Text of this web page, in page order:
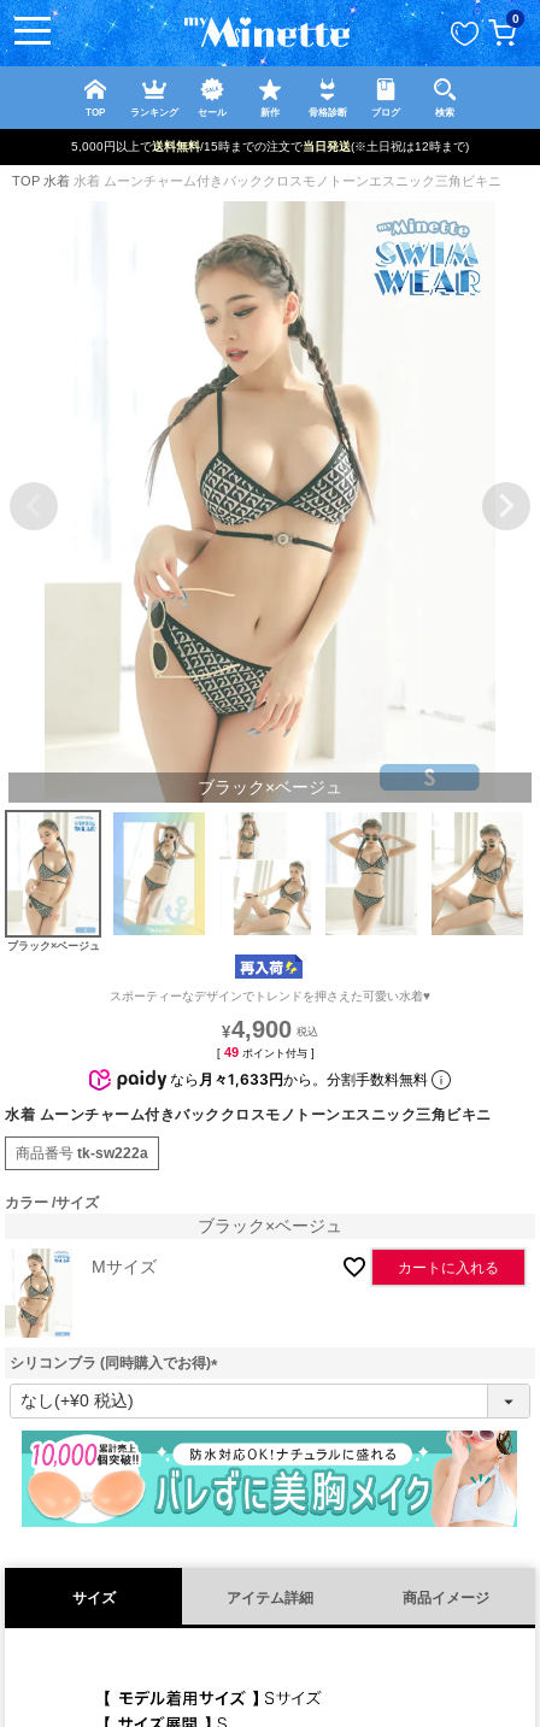
0
TOP ランキング セール 新作 骨格診断 ブログ 検索
当日発送(※土日祝は12時まで) 新規登録で
TOP 水着 水着 ムーンチャーム付きバッククロスモノトーンエスニック三角ビキニ
ブラック×ベージュ
ブラック×ベージュ
スポーティーなデザインでトレンドを押さえた可愛い水着♥
¥4,900
[ 49 ポイント付与 ]
なら 月々1,633円から。分割手数料無料
水着 ムーンチャーム付きバッククロスモノトーンエスニック三角ビキニ
商品番号 tk-sw222a
カラー サイズ
ブラック×ベージュ
Mサイズ カートに入れる
シリコンブラ (同時購入でお得)
(
須
)
サイズ アイテム詳細 商品イメージ
ペー
ジト
ップ